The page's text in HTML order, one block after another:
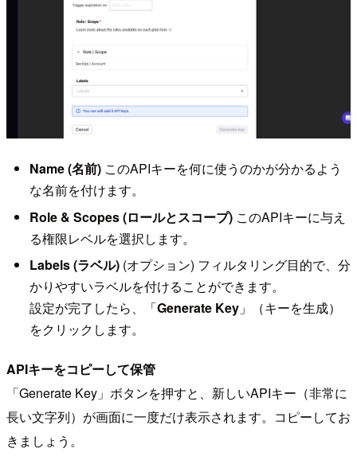
Name (名前)このAPIキーを何に使うのかが分かるよう
な名前を付けます。
Role & Scopes (ロールとスコープ)このAPIキーに与え
る権限レベルを選択します。
Labels (ラベル)(オプション) フィルタリング目的で、分
かりやすいラベルを付けることができます。
設定が完了したら、「Generate Key」（キーを生成）
をクリックします。
APIキーをコピーして保管
「Generate Key」ボタンを押すと、新しいAPIキー（非常に
長い文字列）が画面に一度だけ表示されます。コピーしてお
きましょう。